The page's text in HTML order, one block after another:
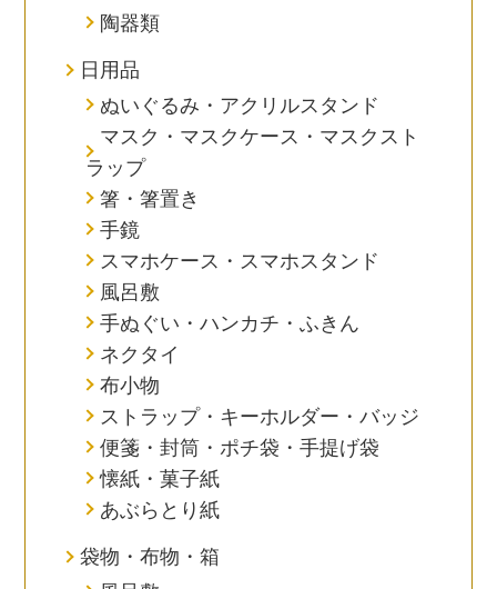
陶器類
日用品
ぬいぐるみ・アクリルスタンド
マスク・マスクケース・マスクスト
ラップ
箸・箸置き
手鏡
スマホケース・スマホスタンド
風呂敷
手ぬぐい・ハンカチ・ふきん
ネクタイ
布小物
ストラップ・キーホルダー・バッジ
便箋・封筒・ポチ袋・手提げ袋
懐紙・菓子紙
あぶらとり紙
袋物・布物・箱